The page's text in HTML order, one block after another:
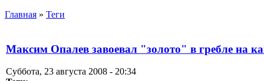
Главная » Теги
Максим Опалев завоевал "золото" в гребле на
Суббота, 23 августа 2008 - 20:34